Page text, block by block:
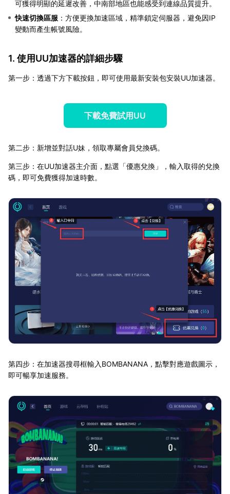
可獲得明顯的延遲改善，中南部地區也能感受到連線品質提升。
快速切換區服 ：方便更換加速區域，精準鎖定伺服器，避免因IP
變動而產生帳號風險。
1. 使用UU加速器的詳細步驟
第一步：透過下方下載按鈕，即可使用最新安裝包安裝UU加速器。
下載免費試用UU
第二步：新增並對話U妹，領取專屬會員兌換碼。
第三步：在UU加速器主介面，點選「優惠兌換」，輸入取得的兌換
碼，即可免費獲得加速時數。
第四步：在加速器搜尋框輸入BOMBANANA，點擊對應遊戲圖示，
即可暢享加速服務。